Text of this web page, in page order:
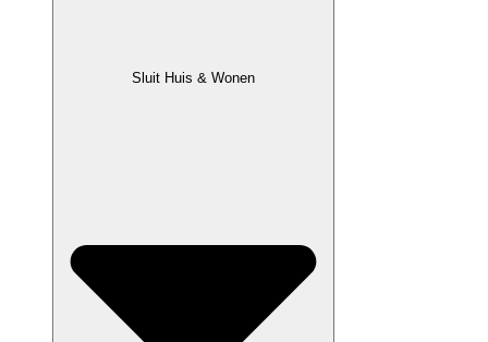
Sluit Huis & Wonen